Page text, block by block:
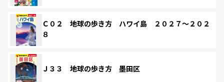
Ｃ０２ 地球の歩き方 ハワイ島 ２０２７～２０２
８
Ｊ３３ 地球の歩き方 墨田区